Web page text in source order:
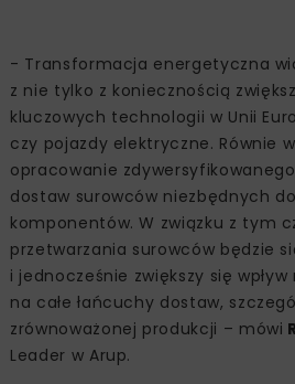
- Transformacja energetyczna
z nie tylko z koniecznością
kluczowych technologii w Unii
czy pojazdy elektryczne. Równie
opracowanie
dostaw surowców niezbędnych
komponentów. W związku z tym
przetwarzania surowców będzie
i jednocześnie zwiększy się
na całe łańcuchy dostaw,
zrównoważonej produkcji – mówi
Leader w Arup.